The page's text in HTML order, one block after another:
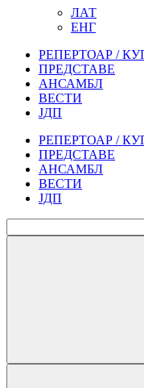
ЛАТ
ЕНГ
РЕПЕРТОАР /
ПРЕДСТАВЕ
АНСАМБЛ
ВЕСТИ
ЈДП
РЕПЕРТОАР /
ПРЕДСТАВЕ
АНСАМБЛ
ВЕСТИ
ЈДП